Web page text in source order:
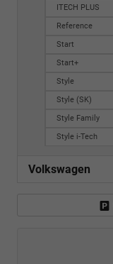
ITECH PLUS
Reference
Start
Start+
Style
Style (SK)
Style Family
Style i-Tech
Volkswagen